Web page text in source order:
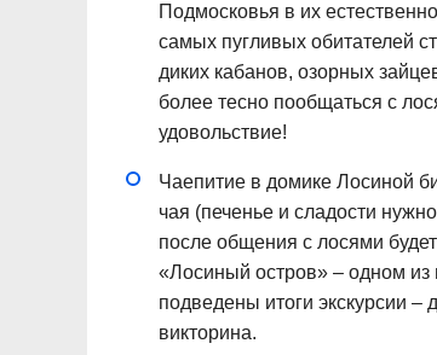
Подмосковья в их
самых пугливых обитателей
диких кабанов, озорных
более тесно пообщаться с
удовольствие!
Чаепитие в домике Лосиной
чая (печенье и сладости
после общения с лосями
«Лосиный остров» – одном
подведены итоги экскурсии
викторина.